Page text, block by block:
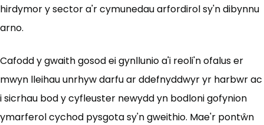
hirdymor y sector a'r cymunedau arfordirol sy'n dibynnu
arno.
Cafodd y gwaith gosod ei gynllunio a'i reoli'n ofalus er
mwyn lleihau unrhyw darfu ar ddefnyddwyr yr harbwr ac
i sicrhau bod y cyfleuster newydd yn bodloni gofynion
ymarferol cychod pysgota sy'n gweithio. Mae'r pontŵn